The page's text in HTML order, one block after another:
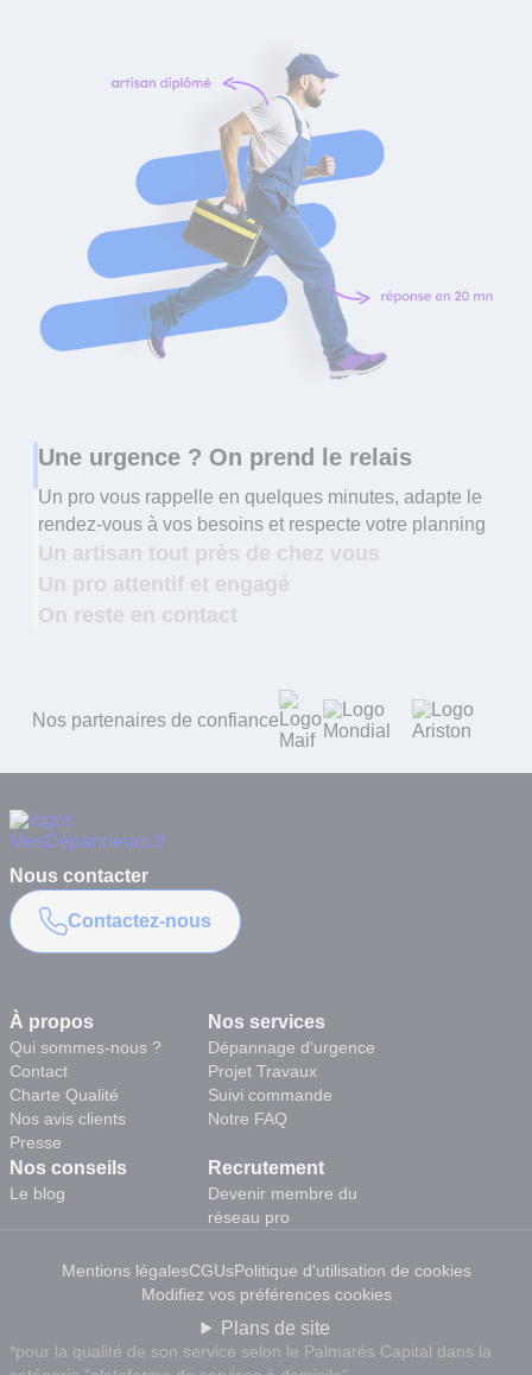
Une urgence ? On prend le relais
Un pro vous rappelle en quelques minutes, adapte le
rendez-vous à vos besoins et respecte votre planning
Un artisan tout près de chez vous
Un pro attentif et engagé
On reste en contact
Nos partenaires de confiance
À propos
Qui sommes-nous ?
Contact
Charte Qualité
Nos avis clients
Presse
Nos services
Dépannage d'urgence
Projet Travaux
Suivi commande
Notre FAQ
Nos conseils
Le blog
Recrutement
Devenir membre du
réseau pro
Nous contacter
Contactez-nous
*pour la qualité de son service selon le Palmarès Capital dans la
Mentions légalesCGUsPolitique d'utilisation de cookies
Modifiez vos préférences cookies
Plans de site